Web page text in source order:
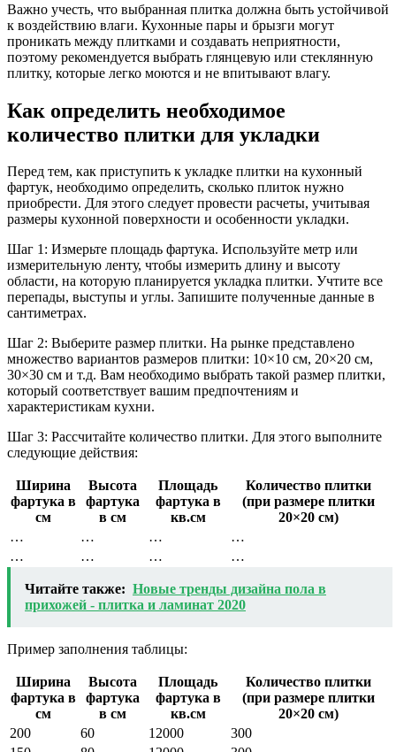
Важно учесть, что выбранная плитка должна быть устойчивой
к воздействию влаги. Кухонные пары и брызги могут
проникать между плитками и создавать неприятности,
поэтому рекомендуется выбрать глянцевую или стеклянную
плитку, которые легко моются и не впитывают влагу.
Как определить необходимое
количество плитки для укладки
Перед тем, как приступить к укладке плитки на кухонный
фартук, необходимо определить, сколько плиток нужно
приобрести. Для этого следует провести расчеты, учитывая
размеры кухонной поверхности и особенности укладки.
Шаг 1: Измерьте площадь фартука. Используйте метр или
измерительную ленту, чтобы измерить длину и высоту
области, на которую планируется укладка плитки. Учтите все
перепады, выступы и углы. Запишите полученные данные в
сантиметрах.
Шаг 2: Выберите размер плитки. На рынке представлено
множество вариантов размеров плитки: 10×10 см, 20×20 см,
30×30 см и т.д. Вам необходимо выбрать такой размер плитки,
который соответствует вашим предпочтениям и
характеристикам кухни.
Шаг 3: Рассчитайте количество плитки. Для этого выполните
следующие действия:
Ширина
фартука в
см
Высота
фартука
в см
Площадь
фартука в
кв.см
Количество плитки
(при размере плитки
20×20 см)
…
… …
…
…
… … …
Читайте также: Новые тренды дизайна пола в
прихожей - плитка и ламинат 2020
Пример заполнения таблицы:
Ширина
фартука в
см
Высота
фартука
в см
Площадь
фартука в
кв.см
Количество плитки
(при размере плитки
20×20 см)
200
60 12000
300